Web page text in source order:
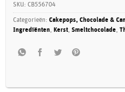
SKU: CB556704
Categorieën:Cakepops, Chocolade &
Ingrediënten, Kerst,Smeltchocolade,